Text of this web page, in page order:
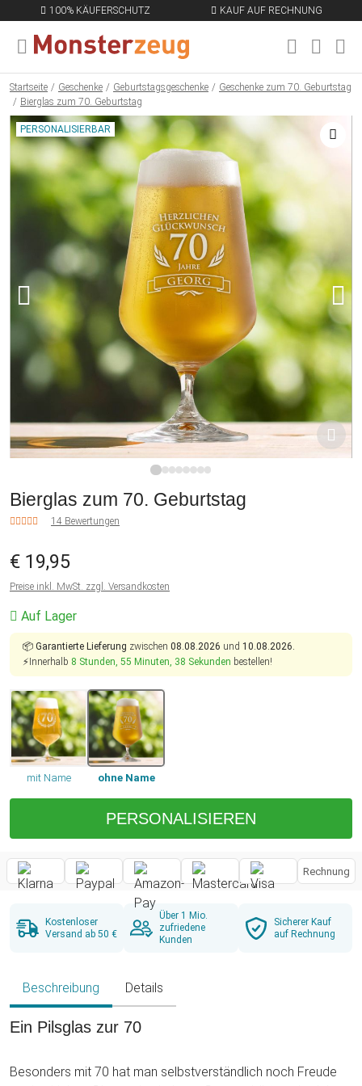
100% KÄUFERSCHUTZ KAUF AUF RECHNUNG
MENÜ SCHLIESSEN
Startseite Geschenke Geburtstagsgeschenke
Geschenke zum 70. Geburtstag
Bierglas zum 70. Geburtstag
PERSONALISIERBAR
Bierglas zum 70. Geburtstag
14 Bewertungen
€ 19,95
Preise inkl. MwSt. zzgl. Versandkosten
Auf Lager
📦 Garantierte Lieferung zwischen 08.08.2026 und 10.08.2026.
⚡Innerhalb 8 Stunden, 55 Minuten, 37 Sekunden bestellen!
mit Name ohne Name
PERSONALISIEREN
Rechnung
Kostenloser
Versand ab 50 €
Über 1 Mio.
zufriedene
Kunden
Sicherer Kauf
auf Rechnung
Beschreibung Details
Ein Pilsglas zur 70
Besonders mit 70 hat man selbstverständlich noch Freude